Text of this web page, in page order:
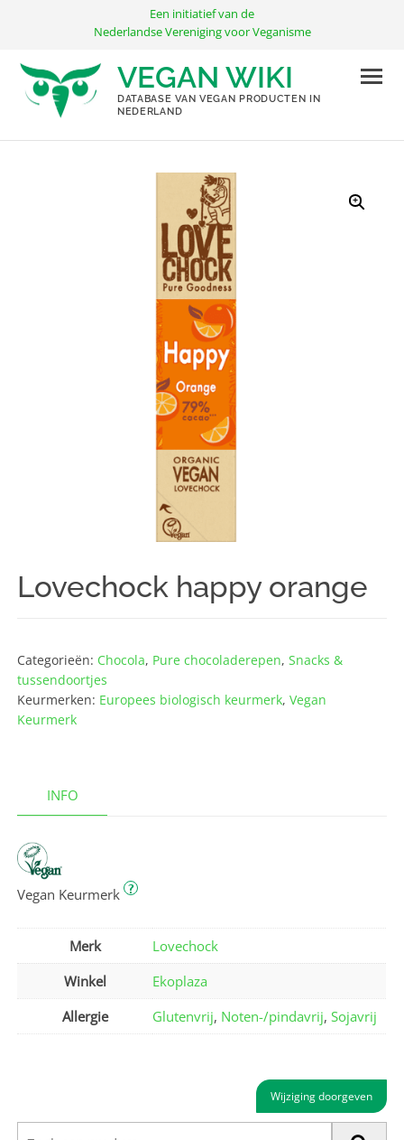
inhoud
Een initiatief van de
Nederlandse Vereniging voor Veganisme
VEGAN WIKI
DATABASE VAN VEGAN PRODUCTEN IN
NEDERLAND
Lovechock happy orange
Categorieën: Chocola, Pure chocoladerepen,Snacks &
tussendoortjes
Keurmerken: Europees biologisch keurmerk,Vegan
Keurmerk
INFO
Vegan Keurmerk ?
Merk
Lovechock
Winkel
Ekoplaza
Allergie
Glutenvrij, Noten-/pindavrij,Sojavrij
Wijziging doorgeven